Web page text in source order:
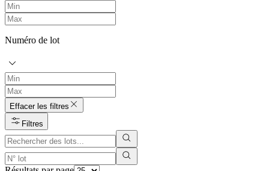
Numéro de lot
Effacer les filtres
Filtres